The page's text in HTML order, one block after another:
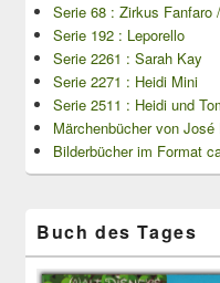
Serie 68 : Zirkus
Serie 192 : Leporello
Serie 2261 : Sarah Kay
Serie 2271 : Heidi Mini
Serie 2511 : Heidi und
Märchenbücher von
Bilderbücher im Format
Buch des Tages